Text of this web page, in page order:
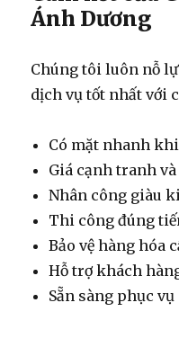
Ánh Dương
Chúng tôi luôn nỗ
dịch vụ tốt nhất với
Có mặt nhanh
Giá cạnh tranh
Nhân công giàu
Thi công đúng
Bảo vệ hàng hóa
Hỗ trợ khách
Sẵn sàng phục